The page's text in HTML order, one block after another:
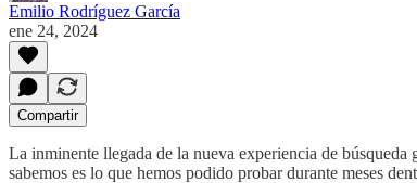
Emilio Rodríguez García
ene 24, 2024
Compartir
La inminente llegada de la nueva experiencia de
sabemos es lo que hemos podido probar durante meses